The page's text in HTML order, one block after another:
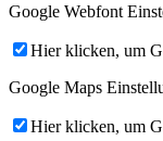
Google Webfont
Hier klicken, um
Google Maps
Hier klicken, um